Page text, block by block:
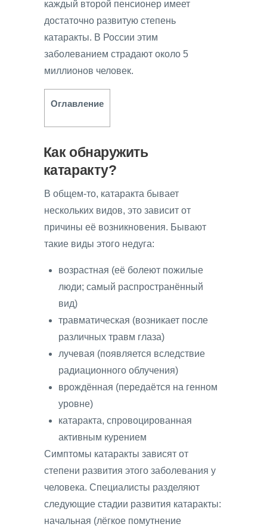
каждый второй пенсионер имеет
достаточно развитую степень
катаракты. В России этим
заболеванием страдают около 5
миллионов человек.
Оглавление
Как обнаружить
катаракту?
В общем-то, катаракта бывает
нескольких видов, это зависит от
причины её возникновения. Бывают
такие виды этого недуга:
возрастная (её болеют пожилые
люди; самый распространённый
вид)
травматическая (возникает после
различных травм глаза)
лучевая (появляется вследствие
радиационного облучения)
врождённая (передаётся на генном
уровне)
катаракта, спровоцированная
активным курением
Симптомы катаракты зависят от
степени развития этого заболевания у
человека. Специалисты разделяют
следующие стадии развития катаракты:
начальная (лёгкое помутнение